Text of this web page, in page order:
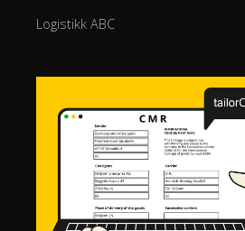
Logistikk ABC